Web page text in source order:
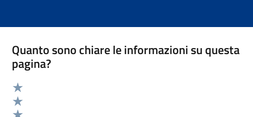
Quanto sono chiare le informazioni su questa
pagina?
Valuta 5 stelle su 5
Valuta 4 stelle su 5